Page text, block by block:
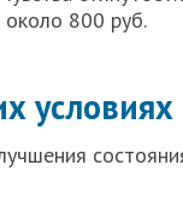
800 руб.
условиях